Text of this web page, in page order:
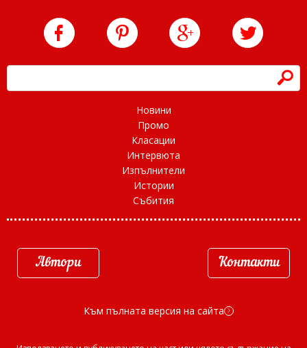
h
Новини
Промо
Класации
Интервюта
Изпълнители
Истории
Събития
Автори Контакти
Към пълната версия на сайта d